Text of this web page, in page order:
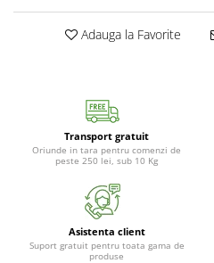
Aprindere
Curatare si intretinere
Plite, grile si tavi
UNELTE GRADINA
Unelte de sapat
Scule de mana mari
Adauga la Favorite
Transport gratuit
Oriunde in tara pentru comenzi de
peste 250 lei, sub 10 Kg
Asistenta client
Suport gratuit pentru toata gama de
produse